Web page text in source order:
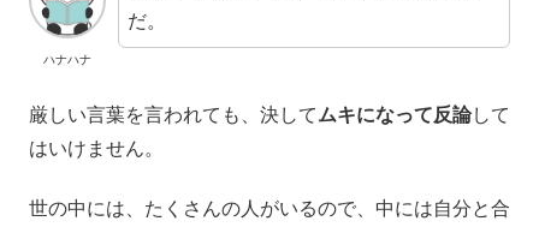
ハナハナ
だ。
厳しい言葉を言われても、決してムキになって反論して
はいけません。
世の中には、たくさんの人がいるので、中には自分と合